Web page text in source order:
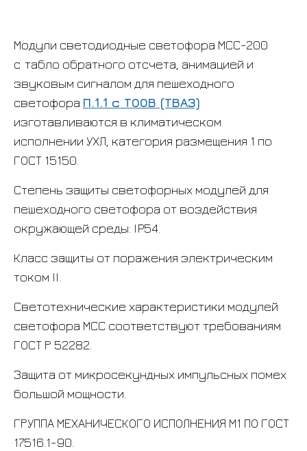
Модули светодиодные светофора МСС-200
с табло обратного отсчета, анимацией и
звуковым сигналом для пешеходного
светофора П.1.1 с ТООВ (ТВАЗ)
изготавливаются в климатическом
исполнении УХЛ, категория размещения 1 по
ГОСТ 15150.
Степень защиты светофорных модулей для
пешеходного светофора от воздействия
окружающей среды: IP54.
Класс защиты от поражения электрическим
током II.
Светотехнические характеристики модулей
светофора МСС соответствуют требованиям
ГОСТ Р 52282.
Защита от микросекундных импульсных помех
большой мощности.
ГРУППА МЕХАНИЧЕСКОГО ИСПОЛНЕНИЯ М1 ПО ГОСТ
17516.1-90.